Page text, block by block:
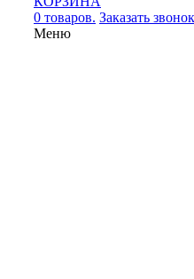
0 товаров. Заказать звонок
Меню